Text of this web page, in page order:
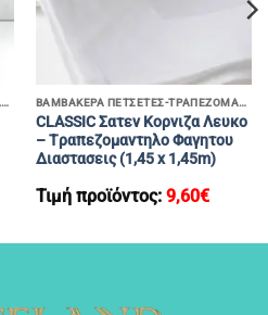
ΒΑΜΒΑΚΕΡΑ ΠΕΤΣΕΤΕΣ-ΤΡΑΠΕΖΟΜΑΝΤΗΛΑ ΒΑΜΒΑΚΕΡΑ ΠΕΤΣΕΤΕΣ-ΤΡΑΠΕΖΟΜΑΝΤΗΛΑ
CLASSIC Σατεν Κορνιζα Λευκο
– Tραπεζομαντηλο Φαγητου
Διαστασεις (1,45 x 1,45m)
Τιμή προϊόντος: 9,60€